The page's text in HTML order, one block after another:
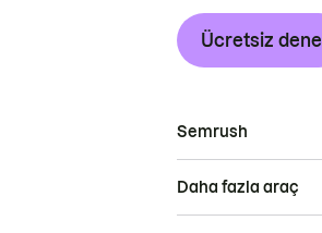
Ücretsiz dene
Semrush
Daha fazla araç